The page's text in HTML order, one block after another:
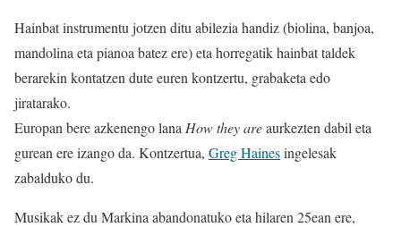
Hainbat instrumentu jotzen ditu abilezia handiz (biolina, banjoa,
mandolina eta pianoa batez ere) eta horregatik hainbat taldek
berarekin kontatzen dute euren kontzertu, grabaketa edo
jiratarako.
Europan bere azkenengo lana How they areaurkezten dabil eta
gurean ere izango da. Kontzertua, Greg Hainesingelesak
zabalduko du.
Musikak ez du Markina abandonatuko eta hilaren 25ean ere,